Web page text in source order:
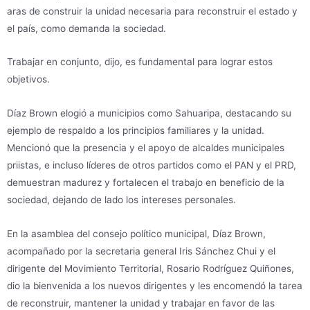
aras de construir la unidad necesaria para reconstruir el estado y
el país, como demanda la sociedad.
Trabajar en conjunto, dijo, es fundamental para lograr estos
objetivos.
Díaz Brown elogió a municipios como Sahuaripa, destacando su
ejemplo de respaldo a los principios familiares y la unidad.
Mencionó que la presencia y el apoyo de alcaldes municipales
priistas, e incluso líderes de otros partidos como el PAN y el PRD,
demuestran madurez y fortalecen el trabajo en beneficio de la
sociedad, dejando de lado los intereses personales.
En la asamblea del consejo político municipal, Díaz Brown,
acompañado por la secretaria general Iris Sánchez Chui y el
dirigente del Movimiento Territorial, Rosario Rodríguez Quiñones,
dio la bienvenida a los nuevos dirigentes y les encomendó la tarea
de reconstruir, mantener la unidad y trabajar en favor de las